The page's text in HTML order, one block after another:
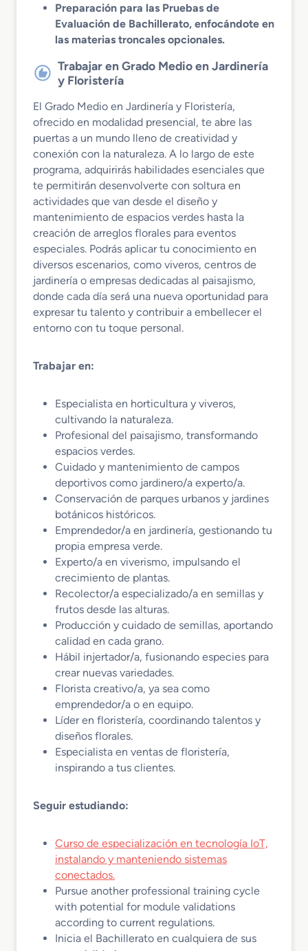
Preparación para las Pruebas de
Evaluación de Bachillerato, enfocándote en
las materias troncales opcionales.
Trabajar en Grado Medio en Jardinería
y Floristería
El Grado Medio en Jardinería y Floristería,
ofrecido en modalidad presencial, te abre las
puertas a un mundo lleno de creatividad y
conexión con la naturaleza. A lo largo de este
programa, adquirirás habilidades esenciales que
te permitirán desenvolverte con soltura en
actividades que van desde el diseño y
mantenimiento de espacios verdes hasta la
creación de arreglos florales para eventos
especiales. Podrás aplicar tu conocimiento en
diversos escenarios, como viveros, centros de
jardinería o empresas dedicadas al paisajismo,
donde cada día será una nueva oportunidad para
expresar tu talento y contribuir a embellecer el
entorno con tu toque personal.
Trabajar en:
Especialista en horticultura y viveros,
cultivando la naturaleza.
Profesional del paisajismo, transformando
espacios verdes.
Cuidado y mantenimiento de campos
deportivos como jardinero/a experto/a.
Conservación de parques urbanos y jardines
botánicos históricos.
Emprendedor/a en jardinería, gestionando tu
propia empresa verde.
Experto/a en viverismo, impulsando el
crecimiento de plantas.
Recolector/a especializado/a en semillas y
frutos desde las alturas.
Producción y cuidado de semillas, aportando
calidad en cada grano.
Hábil injertador/a, fusionando especies para
crear nuevas variedades.
Florista creativo/a, ya sea como
emprendedor/a o en equipo.
Líder en floristería, coordinando talentos y
diseños florales.
Especialista en ventas de floristería,
inspirando a tus clientes.
Seguir estudiando:
Curso de especialización en tecnología IoT,
instalando y manteniendo sistemas
conectados.
Pursue another professional training cycle
with potential for module validations
according to current regulations.
Inicia el Bachillerato en cualquiera de sus